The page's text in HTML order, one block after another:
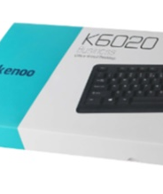
Thiết kế